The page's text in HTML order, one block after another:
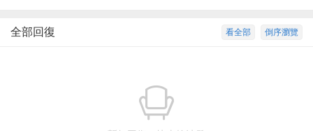
倒序瀏覽
看全部
全部回復